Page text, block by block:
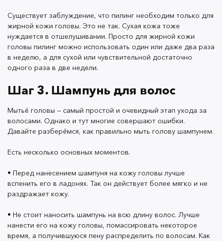
увлажнение, питание, устранение тусклости и
ломкости для сухих волос или более глубокое
очищение для жирных. А если прядям не хватает
объема, то стоит попробовать наш шампунь
Clarifying
& Volumizing.
Шаг 4. Маска для волос
Маски дают дополнительный уход за волосами и
порой можно получить эффект не хуже салонного. А
уж в уходе за окрашенными или вьющимися
помощницами. За счет масок можно восстановить
поврежденные волосы, вернуть им мягкость и блеск.
Так что не спешите обрезать пересушенные пряди.
Существует заблуждение, что пилинг необходим только для
жирной кожи головы. Это не так. Сухая кожа тоже
нуждается в отшелушивании. Просто для жирной кожи
головы пилинг можно использовать один или даже два раза
в неделю, а для сухой или чувствительной достаточно
одного раза в две недели.
Шаг 3. Шампунь для волос
Мытьё головы — самый простой и очевидный этап ухода за
волосами. Однако и тут многие совершают ошибки.
Давайте разберёмся, как правильно мыть голову шампунем.
Есть несколько основных моментов.
• Перед нанесением шампуня на кожу головы лучше
вспенить его в ладонях. Так он действует более мягко и не
раздражает кожу.
• Не стоит наносить шампунь на всю длину волос. Лучше
нанести его на кожу головы, помассировать некоторое
время, а получившуюся пену распределить по волосам. Как